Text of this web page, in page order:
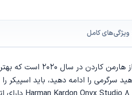
ویژگی‌های کامل